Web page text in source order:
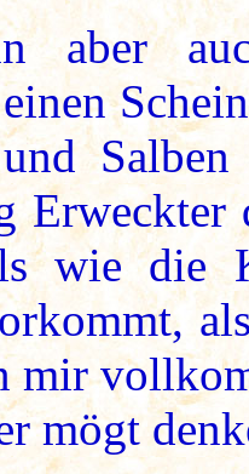
aber
wie die
mögt